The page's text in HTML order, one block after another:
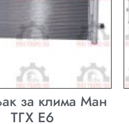
за клима Ман
ТГХ E6